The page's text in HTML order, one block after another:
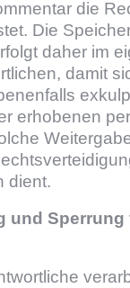
die
Die
daher im
damit
erhobenen
dient.
und Sperrung